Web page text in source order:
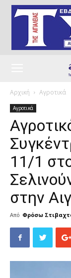
Αρχική Αγροτικά
Αγροτικά
11/1
στην
Από Φρόσω